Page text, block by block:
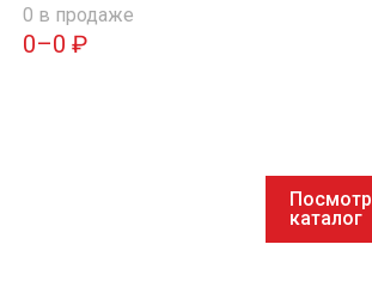
0 в продаже
0–0 ₽
каталог